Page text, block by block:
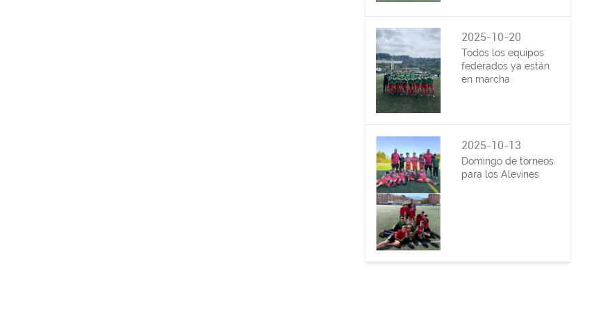
2025-10-20
Todos los equipos
federados ya están
en marcha
2025-10-13
Domingo de torneos
para los Alevines